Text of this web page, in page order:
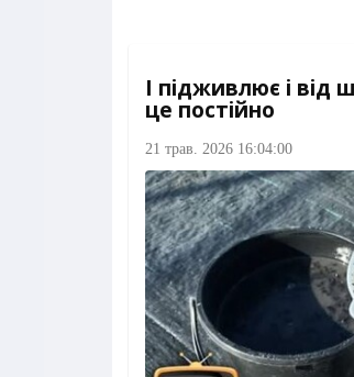
І підживлює і від
це постійно
21 трав. 2026 16:04:00